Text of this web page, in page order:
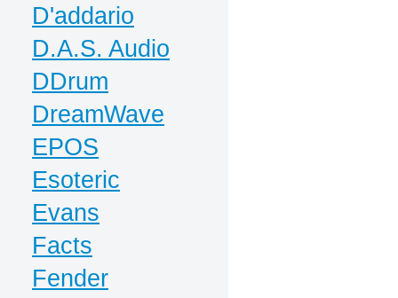
D'addario
D.A.S. Audio
DDrum
DreamWave
EPOS
Esoteric
Evans
Facts
Fender